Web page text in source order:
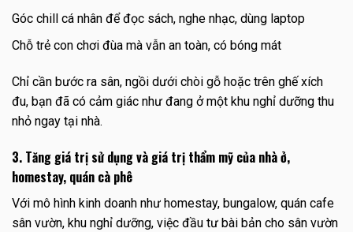
Góc chill cá nhân để đọc sách, nghe nhạc, dùng laptop
Chỗ trẻ con chơi đùa mà vẫn an toàn, có bóng mát
Chỉ cần bước ra sân, ngồi dưới chòi gỗ hoặc trên ghế xích
đu, bạn đã có cảm giác như đang ở một khu nghỉ dưỡng thu
nhỏ ngay tại nhà.
3. Tăng giá trị sử dụng và giá trị thẩm mỹ của nhà ở,
homestay, quán cà phê
Với mô hình kinh doanh như homestay, bungalow, quán cafe
sân vườn, khu nghỉ dưỡng, việc đầu tư bài bản cho sân vườn